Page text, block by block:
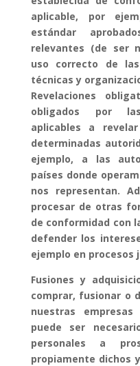
aplicable, por
estándar
relevantes (de ser
uso correcto de
técnicas y
Revelaciones
obligados por
aplicables a
determinadas
ejemplo, a las
países donde
nos representan.
procesar de otras
de conformidad con
defender los
ejemplo en procesos
Fusiones y
comprar, fusionar o
nuestras
puede ser
personales a
propiamente dichos